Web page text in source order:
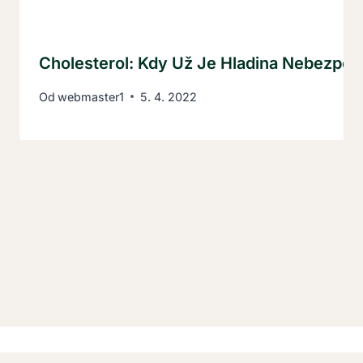
Cholesterol: Kdy Už Je Hladina
Od webmaster1 5. 4. 2022